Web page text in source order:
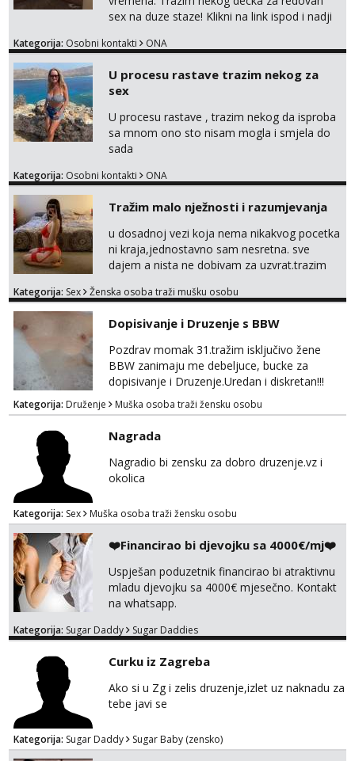
sex na duze staze! Klikni na link ispod i nadji
Kategorija: Osobni kontakti ONA
U procesu rastave trazim nekog za
sex
U procesu rastave , trazim nekog da isproba
sa mnom ono sto nisam mogla i smjela do
sada
Kategorija: Osobni kontakti ONA
Tražim malo nježnosti i razumjevanja
u dosadnoj vezi koja nema nikakvog pocetka
ni kraja,jednostavno sam nesretna. sve
dajem a nista ne dobivam za uzvrat.trazim
trazim puno samo malo njeznosti i
poljupce po tijelu koji me jako
pale,obozavam kad muskarac preuzme
kontrolu . javi se :) Klikni na link ispod i nadji
me tamo, cekam te!
Kategorija: Sex Ženska osoba traži mušku osobu
Dopisivanje i Druzenje s BBW
Pozdrav momak 31.tražim isključivo žene
BBW zanimaju me debeljuce, bucke za
dopisivanje i Druzenje.Uredan i diskretan!!!
Kategorija: Druženje Muška osoba traži žensku osobu
Nagrada
Nagradio bi zensku za dobro druzenje.vz i
okolica
Kategorija: Sex Muška osoba traži žensku osobu
❤️Financirao bi djevojku sa 4000€/mj❤️
Uspješan poduzetnik financirao bi atraktivnu
mladu djevojku sa 4000€ mjesečno. Kontakt
na whatsapp.
Kategorija: Sugar Daddy Sugar Daddies
Curku iz Zagreba
Ako si u Zg i zelis druzenje,izlet uz naknadu za
tebe javi se
Kategorija: Sugar Daddy Sugar Baby (zensko)